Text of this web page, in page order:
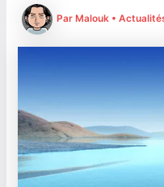
Par Malouk •